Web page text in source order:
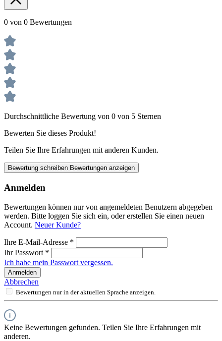
0 von 0 Bewertungen
Durchschnittliche Bewertung von 0 von 5 Sternen
Bewerten Sie dieses Produkt!
Teilen Sie Ihre Erfahrungen mit anderen Kunden.
Bewertung schreiben Bewertungen anzeigen
Anmelden
Bewertungen können nur von angemeldeten Benutzern abgegeben
werden. Bitte loggen Sie sich ein, oder erstellen Sie einen neuen
Account. Neuer Kunde?
Ihre E-Mail-Adresse *
Ihr Passwort *
Ich habe mein Passwort vergessen.
Anmelden
Abbrechen
Bewertungen nur in der aktuellen Sprache anzeigen.
Keine Bewertungen gefunden. Teilen Sie Ihre Erfahrungen mit
anderen.